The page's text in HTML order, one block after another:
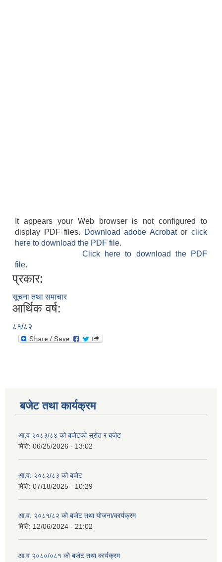
It appears your Web browser is not configured to
display PDF files.
Download adobe Acrobatorclick
here to download the PDF file.
Click here to download the PDF
file.
प्रकार:
सूचना तथा समाचार
आर्थिक वर्ष:
८१/८२
बजेट तथा कार्यक्रम
आ.व २०८३/८४ को बजेटको स्रोत र बजेट
मिति: 06/25/2026 - 13:02
आ.व. २०८२/८३ को बजेट
मिति: 07/18/2025 - 10:29
आ.व. २०८१/८२ को बजेट तथा योजना/कार्यक्रम
मिति: 12/06/2024 - 21:02
आ.व २०८०/०८१ को बजेट तथा कार्यक्रम